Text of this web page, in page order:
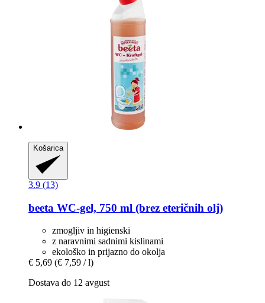
Košarica
3.9 (13)
beeta WC-​gel, 750 ml (brez eteričnih olj)
zmogljiv in higienski
z naravnimi sadnimi kislinami
ekološko in prijazno do okolja
€ 5,69 (€ 7,59 / l)
Dostava do 12 avgust